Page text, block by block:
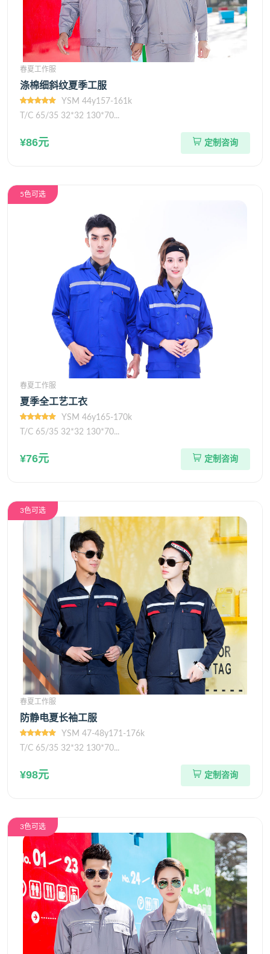
春夏工作服
涤棉细斜纹夏季工服
YSM 44y157-161k
T/C 65/35 32*32 130*70...
¥86元 定制咨询
5色可选
春夏工作服
夏季全工艺工衣
YSM 46y165-170k
T/C 65/35 32*32 130*70...
¥76元 定制咨询
3色可选
春夏工作服
防静电夏长袖工服
YSM 47-48y171-176k
T/C 65/35 32*32 130*70...
¥98元 定制咨询
3色可选